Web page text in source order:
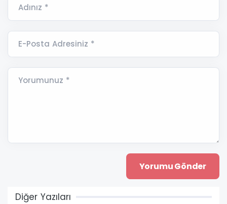
Adınız *
E-Posta Adresiniz *
Yorumunuz *
Diğer Yazıları